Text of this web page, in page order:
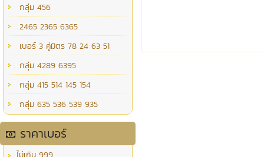
กลุ่ม 456
2465 2365 6365
เบอร์ 3 คู่มิตร 78 24 63 51
กลุ่ม 4289 6395
กลุ่ม 415 514 145 154
กลุ่ม 635 536 539 935
ราคาเบอร์